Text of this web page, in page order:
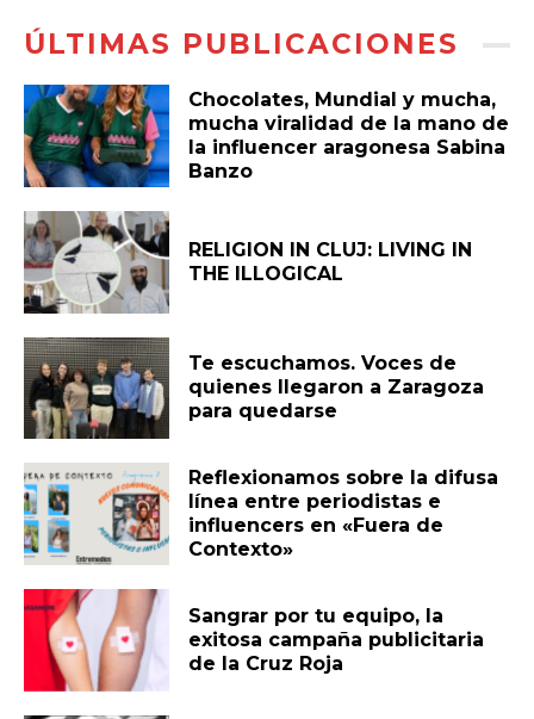
ÚLTIMAS PUBLICACIONES
Chocolates, Mundial y mucha,
mucha viralidad de la mano de
la influencer aragonesa Sabina
Banzo
RELIGION IN CLUJ: LIVING IN
THE ILLOGICAL
Te escuchamos. Voces de
quienes llegaron a Zaragoza
para quedarse
Reflexionamos sobre la difusa
línea entre periodistas e
influencers en «Fuera de
Contexto»
Sangrar por tu equipo, la
exitosa campaña publicitaria
de la Cruz Roja